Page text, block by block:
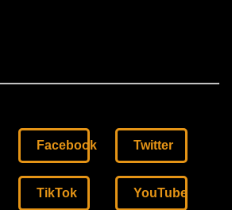
Facebook Twitter
TikTok YouTube